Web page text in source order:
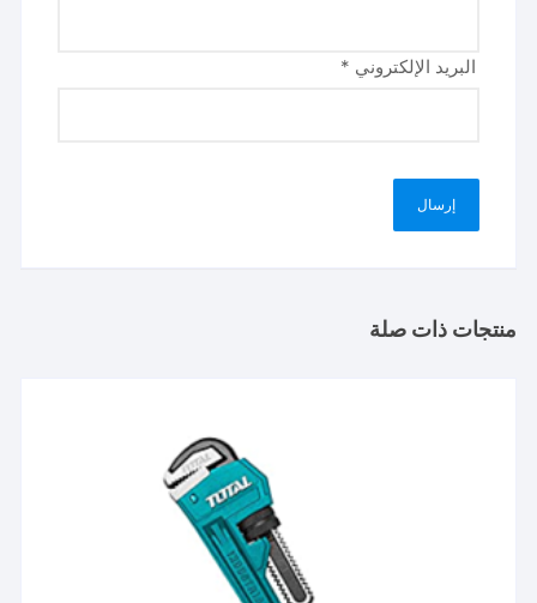
البريد الإلكتروني *
منتجات ذات صلة